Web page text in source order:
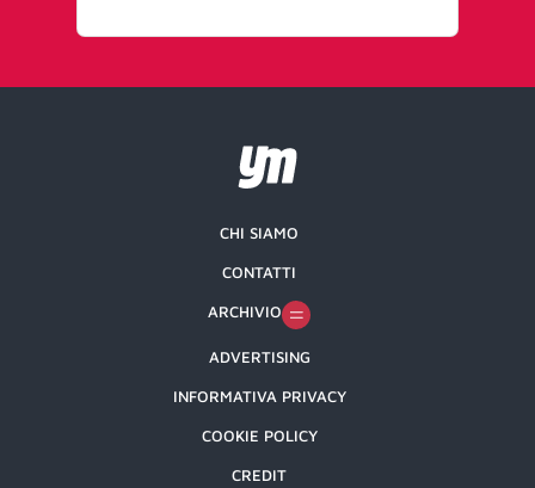
CHI SIAMO
CONTATTI
ARCHIVIO
ADVERTISING
INFORMATIVA PRIVACY
COOKIE POLICY
CREDIT